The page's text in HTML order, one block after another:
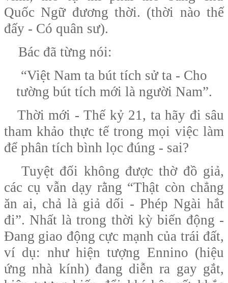
Quốc Ngữ đương thời. (thời nào thế
đấy - Có quân sư).
Bác đã từng nói:
“Việt Nam ta bút tích sử ta - Cho
tường bút tích mới là người Nam”.
Thời mới - Thế kỷ 21, ta hãy đi sâu
tham khảo thực tế trong mọi việc làm
để phân tích bình lọc đúng - sai?
Tuyệt đối không được thờ đồ giả,
các cụ vẫn dạy rằng “Thật còn chẳng
ăn ai, chả là giả dối - Phép Ngài hắt
đi”. Nhất là trong thời kỳ biến động -
Đang giao động cực mạnh của trái đất,
ví dụ: như hiện tượng Ennino (hiệu
ứng nhà kính) đang diễn ra gay gắt,